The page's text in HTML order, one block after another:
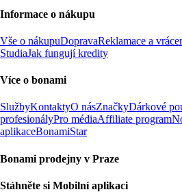
Informace o nákupu
Vše o nákupuDopravaReklamace a
StudiaJak fungují kredity
Více o bonami
SlužbyKontaktyO násZnačkyDárkové
profesionályPro médiaAffiliate program
aplikaceBonamiStar
Bonami prodejny v Praze
Stáhněte si Mobilní aplikaci